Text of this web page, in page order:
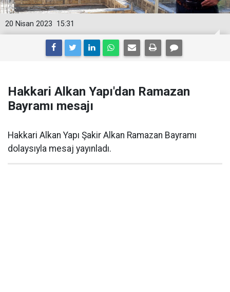
15:31
20 Nisan 2023
Hakkari Alkan Yapı'dan Ramazan
Bayramı mesajı
Hakkari Alkan Yapı Şakir Alkan Ramazan Bayramı
dolaysıyla mesaj yayınladı.